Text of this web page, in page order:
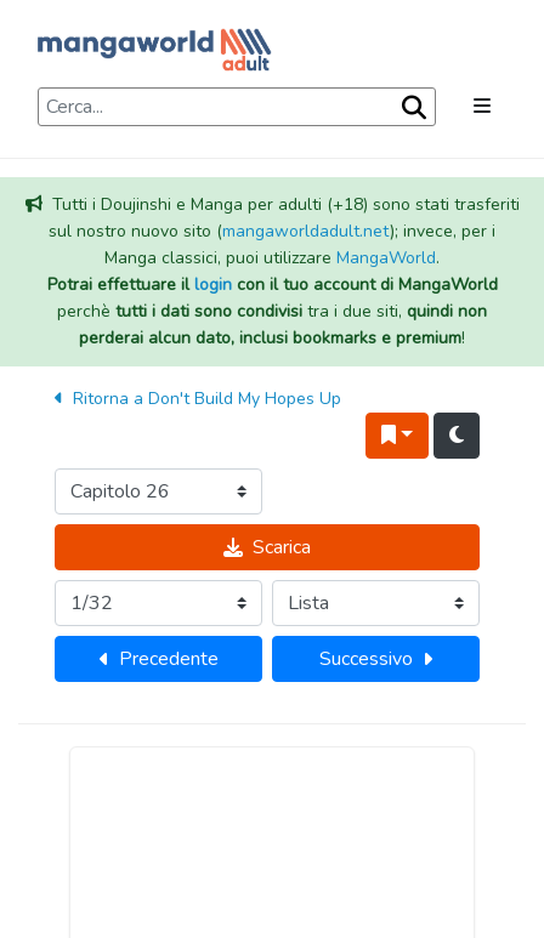
Tutti i Doujinshi e Manga per adulti (+18) sono stati trasferiti
sul nostro nuovo sito (mangaworldadult.net); invece, per i
Manga classici, puoi utilizzare MangaWorld.
Potrai effettuare illogincon il tuo account di MangaWorld
perchè tutti i dati sono condivisi tra i due siti, quindi non
perderai alcun dato, inclusi bookmarks e premium!
Ritorna a Don't Build My Hopes Up
Scarica
Precedente Successivo